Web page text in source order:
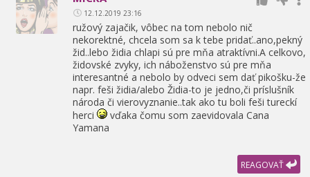
12.12.2019 23:16
ružový zajačik, vôbec na tom nebolo nič
nekorektné, chcela som sa k tebe pridať..ano,pekný
žid..lebo židia chlapi sú pre mňa atraktívni.A celkovo,
židovské zvyky, ich náboženstvo sú pre mňa
interesantné a nebolo by odveci sem dať pikošku-že
napr. feši židia/alebo Židia-to je jedno,či príslušník
národa či vierovyznanie..tak ako tu boli feši tureckí
herci
vďaka čomu som zaevidovala Cana
Yamana
REAGOVAŤ